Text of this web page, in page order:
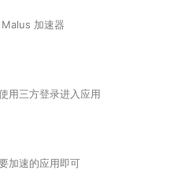
加速器
用三方登录进入应用
加速的应用即可